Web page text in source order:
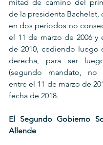
mitad de camino del
de la presidenta Bachelet,
en dos periodos no
el 11 de marzo de 2006 y
de 2010, cediendo luego
derecha, para ser
(segundo mandato, no
entre el 11 de marzo de
fecha de 2018.
El Segundo Gobierno
Allende